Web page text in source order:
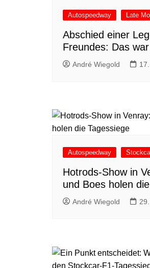
Autospeedway Late
Abschied einer
Freundes: Das
André Wiegold
Autospeedway
Hotrods-Show in
und Boes holen
André Wiegold